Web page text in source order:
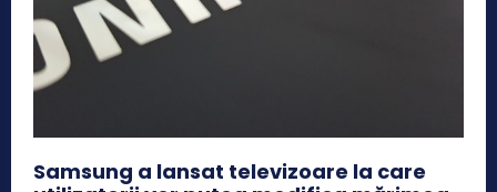
Samsung a lansat televizoare la care